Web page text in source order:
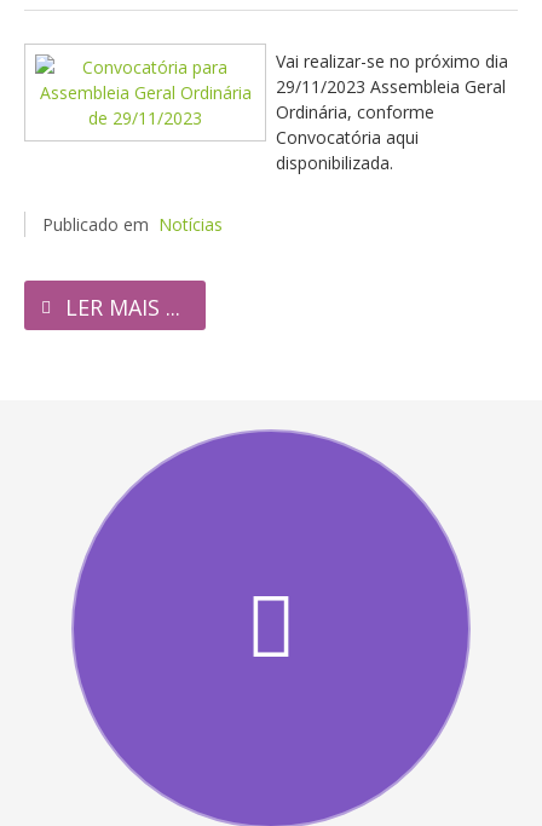
Vai realizar-se no próximo dia
29/11/2023 Assembleia Geral
Ordinária, conforme
Convocatória aqui
disponibilizada.
Publicado em Notícias
LER MAIS ...